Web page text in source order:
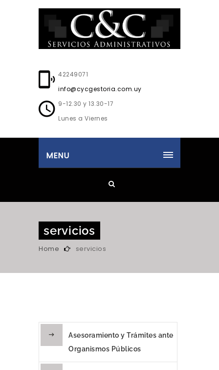
42249071
info@cycgestoria.com.uy
9-12.30 y 13.30-17
Lunes a Viernes
MENU
servicios
Home servicios
Asesoramiento y Trámites ante
Organismos Públicos